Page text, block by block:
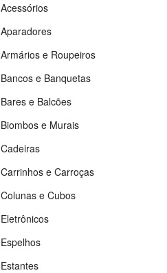
Acessórios
Aparadores
Armários e Roupeiros
Bancos e Banquetas
Bares e Balcões
Biombos e Murais
Cadeiras
Carrinhos e Carroças
Colunas e Cubos
Eletrônicos
Espelhos
Estantes